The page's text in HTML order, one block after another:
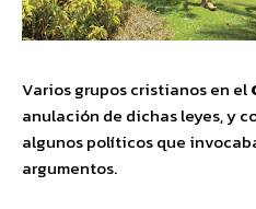
Varios grupos cristianos en el
anulación de dichas leyes, y
algunos políticos que
argumentos.